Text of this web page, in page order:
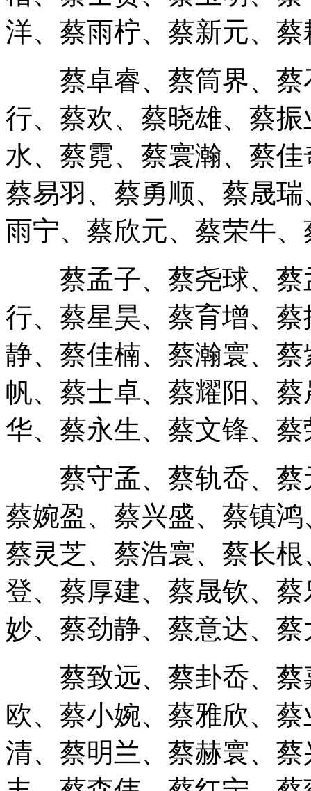
洋、蔡雨柠、蔡新元、
蔡卓睿、蔡筒界、蔡
行、蔡欢、蔡晓雄、蔡
水、蔡霓、蔡寰瀚、蔡
蔡易羽、蔡勇顺、蔡晟
雨宁、蔡欣元、蔡荣牛
蔡孟子、蔡尧球、蔡
行、蔡星昊、蔡育增、
静、蔡佳楠、蔡瀚寰、
帆、蔡士卓、蔡耀阳、
华、蔡永生、蔡文锋、
蔡守孟、蔡轨岙、蔡
蔡婉盈、蔡兴盛、蔡镇
蔡灵芝、蔡浩寰、蔡长
登、蔡厚建、蔡晟钦、
妙、蔡劲静、蔡意达、
蔡致远、蔡卦岙、蔡
欧、蔡小婉、蔡雅欣、
清、蔡明兰、蔡赫寰、
丰、蔡森伟、蔡红宁、